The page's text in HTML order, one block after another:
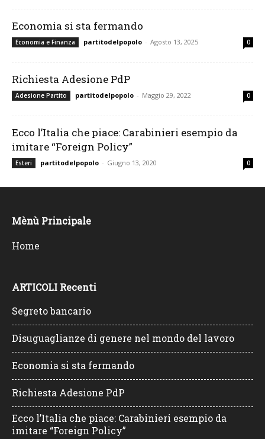
Economia si sta fermando
Economia e Finanza partitodelpopolo - Agosto 13, 2025 0
Richiesta Adesione PdP
Adesione Partito partitodelpopolo - Maggio 29, 2022 0
Ecco l’Italia che piace: Carabinieri esempio da
imitare “Foreign Policy”
Esteri partitodelpopolo - Giugno 13, 2020 0
Mènù Principale
Home
ARTICOLI Recenti
Segreto bancario
Disuguaglianze di genere nel mondo del lavoro
Economia si sta fermando
Richiesta Adesione PdP
Ecco l’Italia che piace: Carabinieri esempio da
imitare “Foreign Policy”